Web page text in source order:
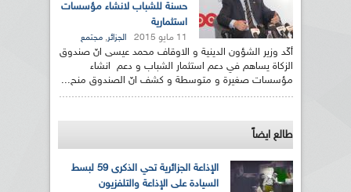
حسنة للشباب لانشاء مؤسسات
استثمارية
11 مايو 2015 الجزائر, مجتمع
أكّد وزير الشؤون الدينية و الاوقاف محمد عيسى انّ صندوق
الزكاة يساهم في دعم استثمار الشباب و دعم انشاء
مؤسسات صغيرة و متوسطة و كشف انّ الصندوق منح...
طالع ايضاً
الإذاعة الجزائرية تحي الذكرى 59 لبسط
السيادة على الإذاعة والتلفزيون